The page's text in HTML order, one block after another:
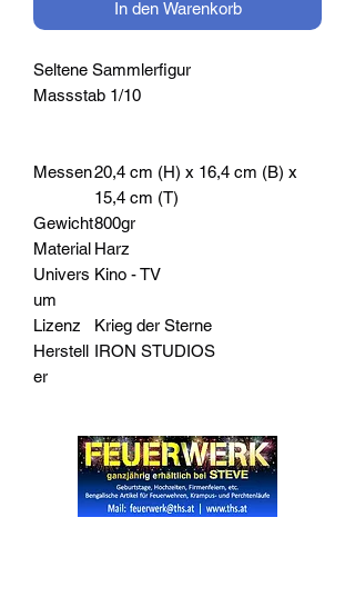
In den Warenkorb
Seltene Sammlerfigur
Massstab 1/10
Messen20,4 cm (H) x 16,4 cm (B) x
15,4 cm (T)
Gewicht800gr
Material Harz
Univers
um
Kino - TV
Lizenz
Krieg der Sterne
Herstell
er
IRON STUDIOS